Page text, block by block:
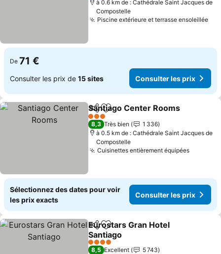
à 0.6 km de : Cathédrale Saint Jacques de
Compostelle
Piscine extérieure et terrasse ensoleillée
De 71 €
Consulter les prix de 15 sites Consulter les prix
PartagerAjouter à mes favoris
Santiago Center Rooms
3 Étoiles
8,3 Très bien
1 336
à 0.5 km de : Cathédrale Saint Jacques de
Compostelle
Cuisinettes entièrement équipées
Sélectionnez des dates pour voir
les prix exacts
Consulter les prix
PartagerAjouter à mes favoris
Eurostars Gran Hotel
Santiago
4 Étoiles
8,5 Excellent 5 743